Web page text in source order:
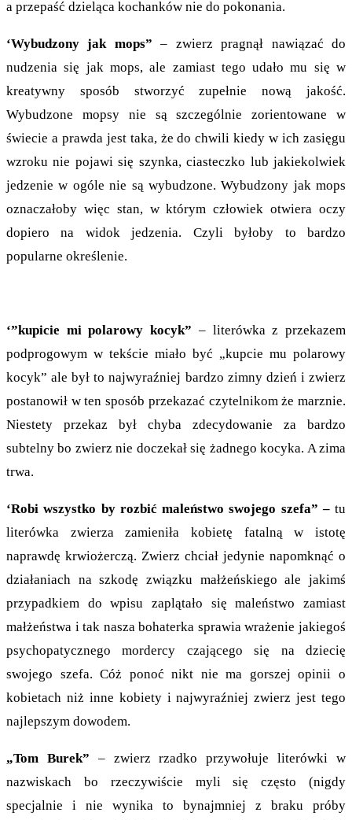
a przepaść dzieląca kochanków nie do pokonania.
‘Wybudzony jak mops” – zwierz pragnął nawiązać do
nudzenia się jak mops, ale zamiast tego udało mu się w
kreatywny sposób stworzyć zupełnie nową jakość.
Wybudzone mopsy nie są szczególnie zorientowane w
świecie a prawda jest taka, że do chwili kiedy w ich zasięgu
wzroku nie pojawi się szynka, ciasteczko lub jakiekolwiek
jedzenie w ogóle nie są wybudzone. Wybudzony jak mops
oznaczałoby więc stan, w którym człowiek otwiera oczy
dopiero na widok jedzenia. Czyli byłoby to bardzo
popularne określenie.
‘”kupicie mi polarowy kocyk” – literówka z przekazem
podprogowym w tekście miało być „kupcie mu polarowy
kocyk” ale był to najwyraźniej bardzo zimny dzień i zwierz
postanowił w ten sposób przekazać czytelnikom że marznie.
Niestety przekaz był chyba zdecydowanie za bardzo
subtelny bo zwierz nie doczekał się żadnego kocyka. A zima
trwa.
‘Robi wszystko by rozbić maleństwo swojego szefa” –tu
literówka zwierza zamieniła kobietę fatalną w istotę
naprawdę krwiożerczą. Zwierz chciał jedynie napomknąć o
działaniach na szkodę związku małżeńskiego ale jakimś
przypadkiem do wpisu zaplątało się maleństwo zamiast
małżeństwa i tak nasza bohaterka sprawia wrażenie jakiegoś
psychopatycznego mordercy czającego się na dziecię
swojego szefa. Cóż ponoć nikt nie ma gorszej opinii o
kobietach niż inne kobiety i najwyraźniej zwierz jest tego
najlepszym dowodem.
„Tom Burek” – zwierz rzadko przywołuje literówki w
nazwiskach bo rzeczywiście myli się często (nigdy
specjalnie i nie wynika to bynajmniej z braku próby